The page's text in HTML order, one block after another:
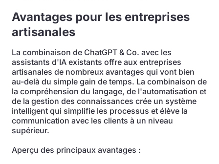
Avantages pour les entreprises
artisanales
La combinaison de ChatGPT & Co. avec les
assistants d'IA existants offre aux entreprises
artisanales de nombreux avantages qui vont bien
au-delà du simple gain de temps. La combinaison de
la compréhension du langage, de l'automatisation et
de la gestion des connaissances crée un système
intelligent qui simplifie les processus et élève la
communication avec les clients à un niveau
supérieur.
Aperçu des principaux avantages :